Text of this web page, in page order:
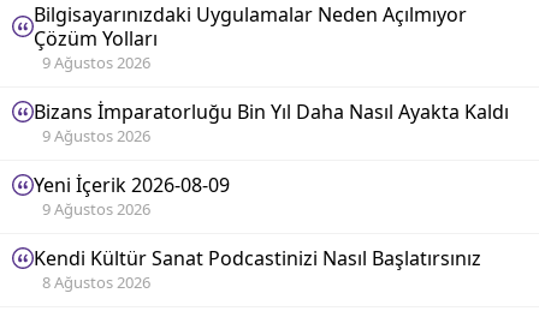
Bilgisayarınızdaki Uygulamalar Neden Açılmıyor
Çözüm Yolları
9 Ağustos 2026
Bizans İmparatorluğu Bin Yıl Daha Nasıl Ayakta Kaldı
9 Ağustos 2026
Yeni İçerik 2026-08-09
9 Ağustos 2026
Kendi Kültür Sanat Podcastinizi Nasıl Başlatırsınız
8 Ağustos 2026